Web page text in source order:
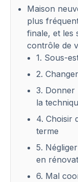
Maison
plus
finale, et les
contrôle de
1. Sous-
2.
3. Donner
la
4. Choisir
terme
5.
en
6. Mal